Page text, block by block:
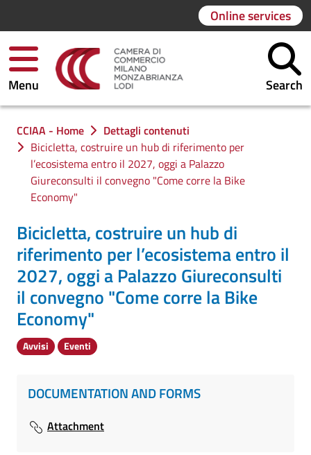
Online services
Menu Search
You are in:
CCIAA - Home
Dettagli contenuti
Bicicletta, costruire un hub di riferimento per
l’ecosistema entro il 2027, oggi a Palazzo
Giureconsulti il convegno "Come corre la Bike
Economy"
Bicicletta, costruire un hub di
riferimento per l’ecosistema entro il
2027, oggi a Palazzo Giureconsulti
il convegno "Come corre la Bike
Economy"
Avvisi Eventi
DOCUMENTATION AND FORMS
Attachment